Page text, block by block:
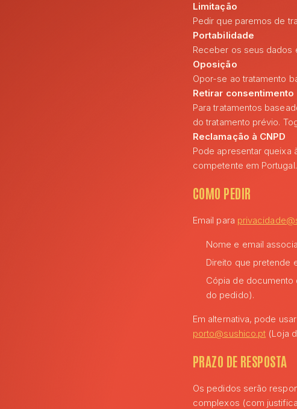
Limitação
Pedir que paremos de
Portabilidade
Receber os seus dados
Oposição
Opor-se ao tratamento
Retirar consentimento
Para tratamentos
do tratamento prévio.
Reclamação à CNPD
Pode apresentar queixa
competente em Portugal.
COMO PEDIR
Email para
Nome e email
Direito que pretende
Cópia de
do pedido).
Em alternativa, pode
porto@sushico.pt (Loja
PRAZO DE RESPOSTA
Os pedidos serão
complexos (com